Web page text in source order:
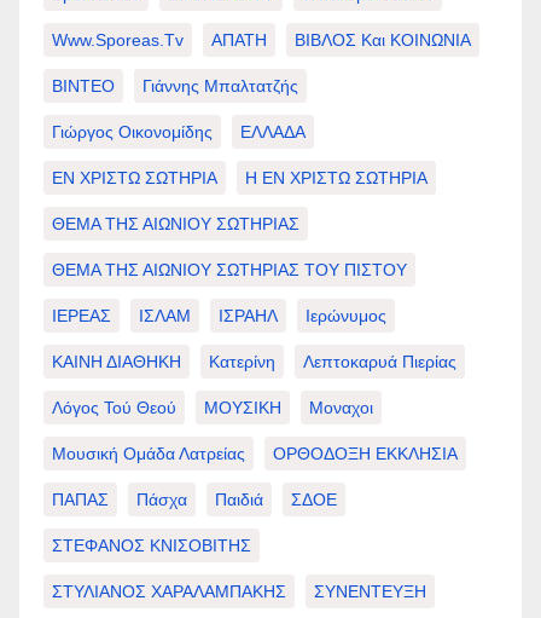
Www.sporeas.tv ΑΠΑΤΗ ΒΙΒΛΟΣ Και ΚΟΙΝΩΝΙΑ
ΒΙΝΤΕΟ Γιάννης Μπαλτατζής
Γιώργος Οικονομίδης ΕΛΛΑΔΑ
ΕΝ ΧΡΙΣΤΩ ΣΩΤΗΡΙΑ Η ΕΝ ΧΡΙΣΤΩ ΣΩΤΗΡΙΑ
ΘΕΜΑ ΤΗΣ ΑΙΩΝΙΟΥ ΣΩΤΗΡΙΑΣ
ΘΕΜΑ ΤΗΣ ΑΙΩΝΙΟΥ ΣΩΤΗΡΙΑΣ ΤΟΥ ΠΙΣΤΟΥ
ΙΕΡΕΑΣ ΙΣΛΑΜ ΙΣΡΑΗΛ Ιερώνυμος
ΚΑΙΝΗ ΔΙΑΘΗΚΗ Κατερίνη Λεπτοκαρυά Πιερίας
Λόγος Τού Θεού ΜΟΥΣΙΚΗ Μοναχοι
Μουσική Ομάδα Λατρείας ΟΡΘΟΔΟΞΗ ΕΚΚΛΗΣΙΑ
ΠΑΠΑΣ Πάσχα Παιδιά ΣΔΟΕ
ΣΤΕΦΑΝΟΣ ΚΝΙΣΟΒΙΤΗΣ
ΣΤΥΛΙΑΝΟΣ ΧΑΡΑΛΑΜΠΑΚΗΣ ΣΥΝΕΝΤΕΥΞΗ